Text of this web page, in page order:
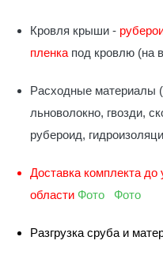
Кровля крыши -
пленка под кровлю (на
Расходные материалы
льноволокно, гвозди,
рубероид,
Доставка комплекта до
области Фото Фото
Разгрузка сруба и